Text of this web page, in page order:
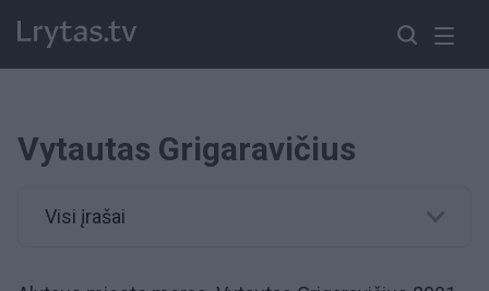
Vytautas Grigaravičius
Visi įrašai